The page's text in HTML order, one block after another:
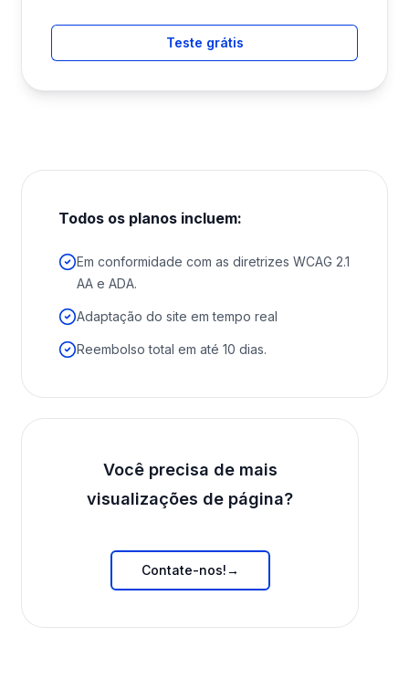
Teste grátis
Todos os planos incluem:
Em conformidade com as diretrizes WCAG 2.1
AA e ADA.
Adaptação do site em tempo real
Reembolso total em até 10 dias.
Você precisa de mais
visualizações de página?
Contate-nos!→